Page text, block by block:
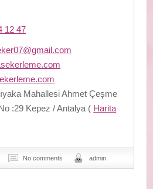
12 47
Mahallesi Ahmet Çeşme
:29 Kepez / Antalya ( Harita
No comments admin